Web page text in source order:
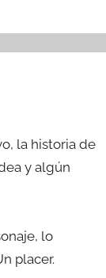
la historia de
y algún
lo
placer.